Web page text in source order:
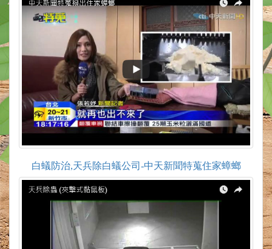
白蟻防治,天兵除白蟻公司-中天新聞特蒐住家蟑螂